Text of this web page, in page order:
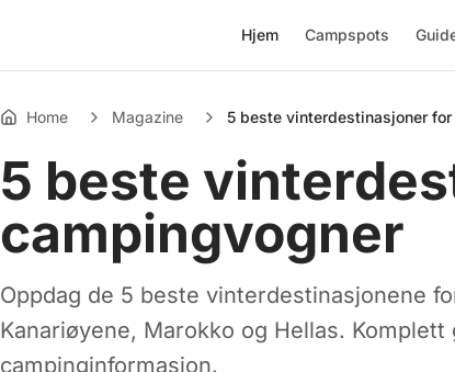
Hjem Campspots
Home Magazine 5 beste vinterdestinasjoner
5 beste
campingvogner
Oppdag de 5 beste vinterdestinasjonene
Kanariøyene, Marokko og Hellas.
campinginformasjon.